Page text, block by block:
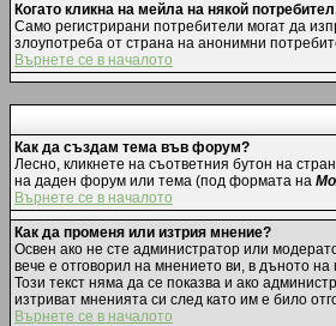
Когато кликна на мейла на някой
Само регистрирани потребители могат да
злоупотреба от страна на анонимни
Върнете се в началото
Как да създам тема във форум?
Лесно, кликнете на съответния бутон на
на даден форум или тема (под формата на
Върнете се в началото
Как да променя или изтрия мнение?
Освен ако не сте администратор или
вече е отговорил на мнението ви, в дъното
Този текст няма да се показва и ако
изтриват мненията си след като им е било
Върнете се в началото